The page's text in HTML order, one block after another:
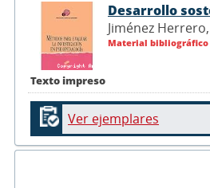
Texto impreso
Desarrollo
Jiménez
Material bibliográfico
Ver ejemplares